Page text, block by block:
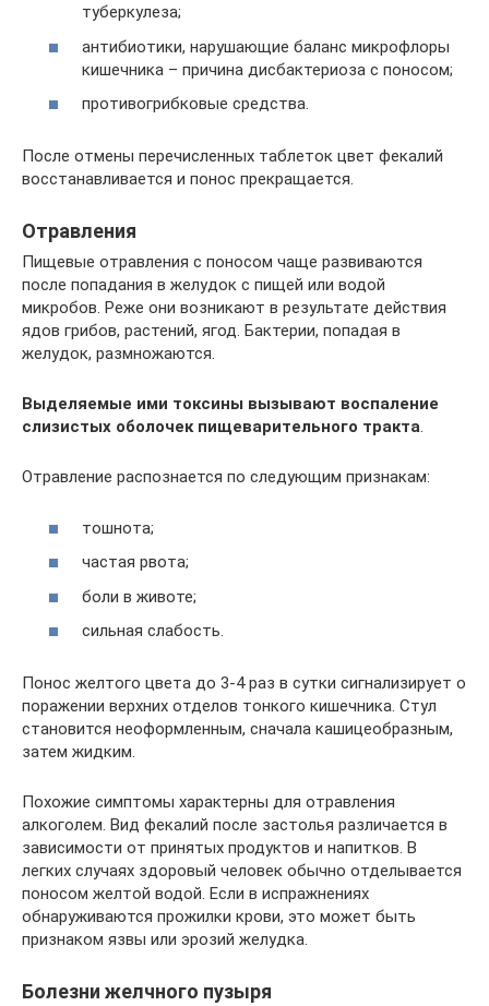
туберкулеза;
антибиотики, нарушающие баланс микрофлоры
кишечника – причина дисбактериоза с поносом;
противогрибковые средства.
После отмены перечисленных таблеток цвет фекалий
восстанавливается и понос прекращается.
Отравления
Пищевые отравления с поносом чаще развиваются
после попадания в желудок с пищей или водой
микробов. Реже они возникают в результате действия
ядов грибов, растений, ягод. Бактерии, попадая в
желудок, размножаются.
Выделяемые ими токсины вызывают воспаление
слизистых оболочек пищеварительного тракта.
Отравление распознается по следующим признакам:
тошнота;
частая рвота;
боли в животе;
сильная слабость.
Понос желтого цвета до 3-4 раз в сутки сигнализирует о
поражении верхних отделов тонкого кишечника. Стул
становится неоформленным, сначала кашицеобразным,
затем жидким.
Похожие симптомы характерны для отравления
алкоголем. Вид фекалий после застолья различается в
зависимости от принятых продуктов и напитков. В
легких случаях здоровый человек обычно отделывается
поносом желтой водой. Если в испражнениях
обнаруживаются прожилки крови, это может быть
признаком язвы или эрозий желудка.
Болезни желчного пузыря